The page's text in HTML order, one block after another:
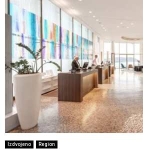
Izdvojeno Region